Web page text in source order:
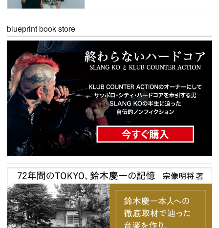
blueprint book store